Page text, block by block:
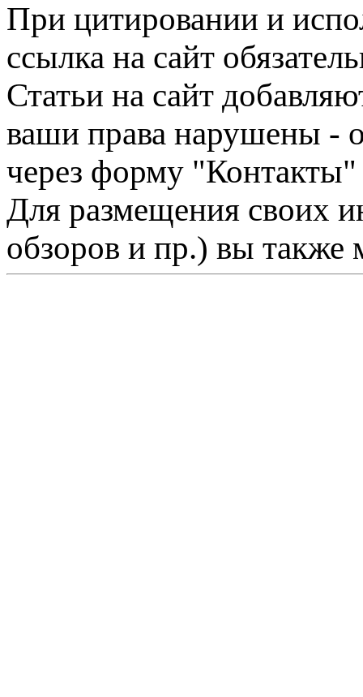
При цитировании и
ссылка на сайт
Статьи на сайт
ваши права нарушены -
через форму "Контакты"
Для размещения своих
обзоров и пр.) вы также